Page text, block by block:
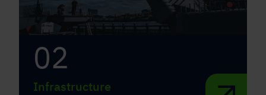
02
Infrastructure